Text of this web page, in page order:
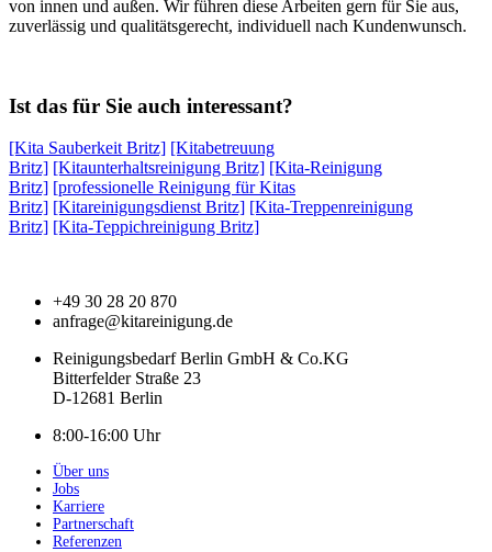
von innen und außen. Wir führen diese Arbeiten gern für Sie aus,
zuverlässig und qualitätsgerecht, individuell nach Kundenwunsch.
Ist das für Sie auch interessant?
[Kita Sauberkeit Britz] [Kitabetreuung
Britz] [Kitaunterhaltsreinigung Britz] [Kita-Reinigung
Britz] [professionelle Reinigung für Kitas
Britz] [Kitareinigungsdienst Britz] [Kita-Treppenreinigung
Britz] [Kita-Teppichreinigung Britz]
+49 30 28 20 870
anfrage@kitareinigung.de
Reinigungsbedarf Berlin GmbH & Co.KG
Bitterfelder Straße 23
D-12681 Berlin
8:00-16:00 Uhr
Über uns
Jobs
Karriere
Partnerschaft
Referenzen